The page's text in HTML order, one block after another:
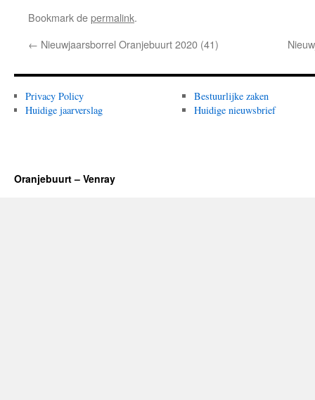
Bookmark depermalink.
← Nieuwjaarsborrel Oranjebuurt 2020 (41)
Privacy Policy
Huidige jaarverslag
Bestuurlijke zaken
Huidige nieuwsbrief
Oranjebuurt – Venray